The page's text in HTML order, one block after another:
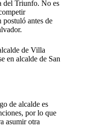
del Triunfo. No es
postuló antes de
de Villa
en alcalde de San
de alcalde es
por lo que
asumir otra